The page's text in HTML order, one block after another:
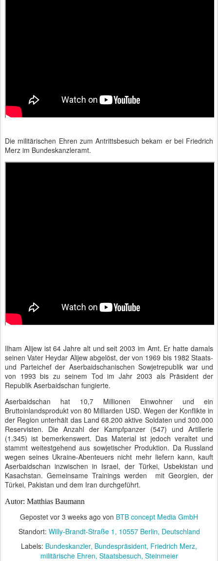
Die militärischen Ehren zum Antrittsbesuch bekam er bei Friedrich
Merz im Bundeskanzleramt.
Ilham Alijew ist 64 Jahre alt und seit 2003 im Amt. Er hatte damals
seinen Vater Heydar Alijew abgelöst, der von 1969 bis 1982 Staats-
und Parteichef der Aserbaidschanischen Sowjetrepublik war und
von 1993 bis zu seinem Tod im Jahr 2003 als Präsident der
Republik Aserbaidschan fungierte.
Aserbaidschan hat 10,7 Millionen Einwohner und ein
Bruttoinlandsprodukt von 80 Milliarden USD. Wegen der Konflikte in
der Region unterhält das Land 68.200 aktive Soldaten und 300.000
Reservisten. Die Anzahl der Kampfpanzer (547) und Artillerie
(1.345) ist bemerkenswert. Das Material ist jedoch veraltet und
stammt weitestgehend aus sowjetischer Produktion. Da Russland
wegen seines Ukraine-Abenteuers nicht mehr liefern kann, kauft
Aserbaidschan inzwischen in Israel, der Türkei, Usbekistan und
Kasachstan. Gemeinsame Trainings werden
mit Georgien, der
Türkei, Pakistan und dem Iran durchgeführt.
Autor: Matthias Baumann
Gepostet vor 3 weeks ago von BTB concept Media GmbH
Standort: Willy-Brandt-Straße 1, 10557 Berlin, Deutschland
Labels: Bundeskanzler Bundespräsident Friedrich Merz
militärische Ehren Staatsbesuch Steinmeier